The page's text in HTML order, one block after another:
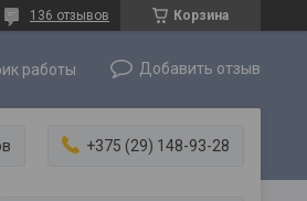
Корзина
136 отзывов
работы Добавить отзыв
+375 (29) 148-93-28